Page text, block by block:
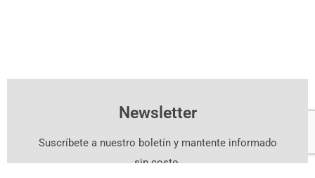
Newsletter
Suscríbete a nuestro boletín y mantente informado
sin costo.